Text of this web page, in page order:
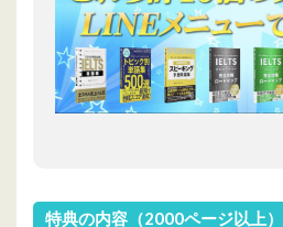
特典の内容（2000ページ以上）